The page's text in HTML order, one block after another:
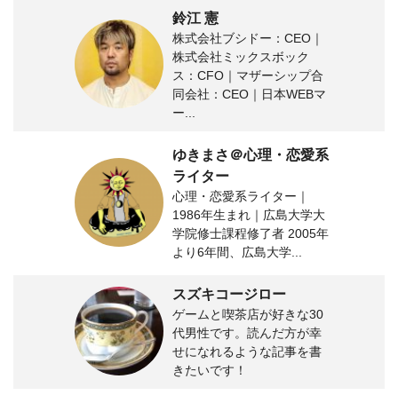
鈴江 憲
株式会社ブシドー：CEO｜
株式会社ミックスボック
ス：CFO｜マザーシップ合
同会社：CEO｜日本WEBマ
ー...
ゆきまさ＠心理・恋愛系
ライター
心理・恋愛系ライター｜
1986年生まれ｜広島大学大
学院修士課程修了者 2005年
より6年間、広島大学...
スズキコージロー
ゲームと喫茶店が好きな30
代男性です。読んだ方が幸
せになれるような記事を書
きたいです！